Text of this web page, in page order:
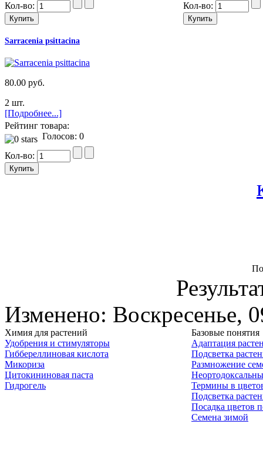
Кол-во:
Кол-во:
Sarracenia psittacina
80.00 руб.
2 шт.
[Подробнее...]
Рейтинг товара:
Голосов: 0
Кол-во:
Изменено: Воскресенье,
Химия для растений
Удобрения и стимуляторы
Гиббереллиновая кислота
Микориза
Цитокининовая паста
Гидрогель
Базовые понятия
Адаптация
Подсветка
Размножение
Термины в
Подсветка
Посадка цветов
Семена зимой